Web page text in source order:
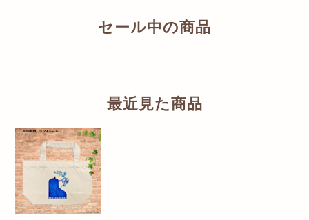
セール中の商品
最近見た商品